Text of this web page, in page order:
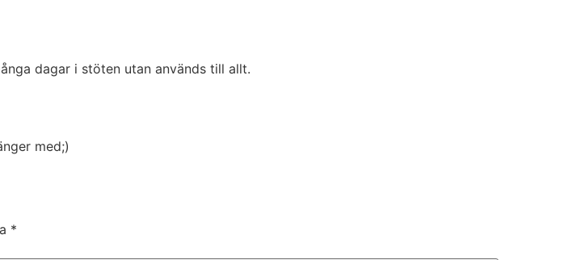
dagar i stöten utan används till allt.
med;)
*